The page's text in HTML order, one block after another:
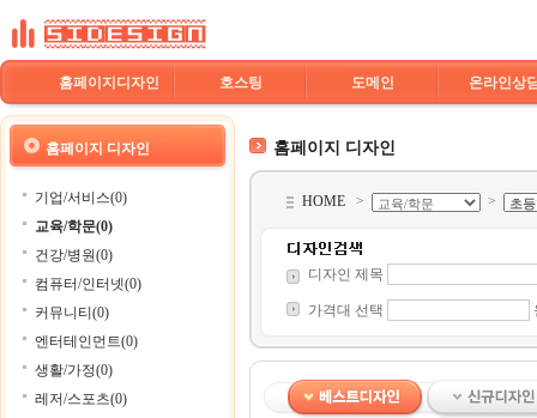
홈페이지디자인 호스팅 도메인 온라인상
홈페이지 디자인
기업/서비스(0)
교육/학문(0)
건강/병원(0)
컴퓨터/인터넷(0)
커뮤니티(0)
엔터테인먼트(0)
생활/가정(0)
레저/스포츠(0)
홈페이지 디자인
HOME > >
디자인 제목
가격대 선택